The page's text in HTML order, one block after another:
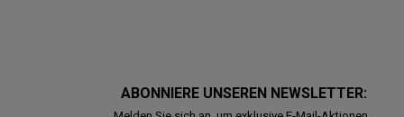
ABONNIERE UNSEREN NEWSLETTER: